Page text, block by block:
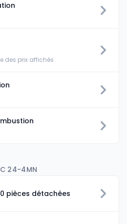
des prix affichés
C 24-4MN
pièces détachées